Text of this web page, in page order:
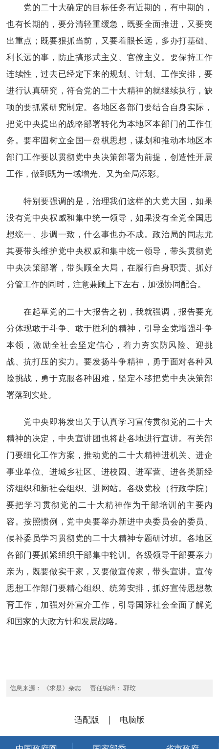
党的二十大确定的目标任务有近期的，有中期的，
也有长期的，要分清轻重缓急，既要全面推进，又要突
出重点；既要狠抓当前，又要着眼长远，多办打基础、
利长远的事，防止搞形式主义、官僚主义。要保持工作
连续性，过去已经定下来的规划、计划、工作安排，要
进行认真研究，符合党的二十大精神的就继续执行，缺
项的要抓紧研究制定。各地区各部门要结合自身实际，
把党中央提出的战略部署转化为本地区本部门的工作任
务。要牢固树立全国一盘棋思想，谋划和推动本地区本
部门工作要以贯彻党中央决策部署为前提，创造性开展
工作，做到既为一域增光、又为全局添彩。
特别要强调的是，治理我们这样的大党大国，如果
没有党中央权威和集中统一领导，如果没有全党全国思
想统一、步调一致，什么事也办不成。政治局的同志尤
其要带头维护党中央权威和集中统一领导，带头贯彻党
中央决策部署，带头顾全大局，在履行自身职责、抓好
分管工作的同时，注意兼顾上下左右，加强协同配合。
在起草党的二十大报告之初，我就强调，报告要充
分体现敢于斗争、敢于胜利的精神，引导全党增强斗争
本领，激励全社会坚定信心，着力夯实防风险、迎挑
战、抗打压的实力。要发扬斗争精神，勇于面对各种风
险挑战，勇于克服各种困难，坚定不移把党中央决策部
署落到实处。
党中央即将发出关于认真学习宣传贯彻党的二十大
精神的决定，中央宣讲团也将赴各地进行宣讲。有关部
门要细化工作方案，推动党的二十大精神进机关、进企
事业单位、进城乡社区、进校园、进军营、进各类新经
济组织和新社会组织、进网站。各级党校（行政学院）
要把学习贯彻党的二十大精神作为干部培训的主要内
容。按照惯例，党中央要举办新进中央委员会的委员、
候补委员学习贯彻党的二十大精神专题研讨班。各地区
各部门要抓紧组织干部集中轮训。各级领导干部要亲力
亲为，既要做实干家，又要做宣传家，带头宣讲。宣传
思想工作部门要精心组织、统筹安排，抓好宣传思想教
育工作，加强对外宣介工作，引导国际社会全面了解党
和国家的大政方针和发展战略。
信息来源： 《求是》杂志 责任编辑： 郭玟
适配版 | 电脑版